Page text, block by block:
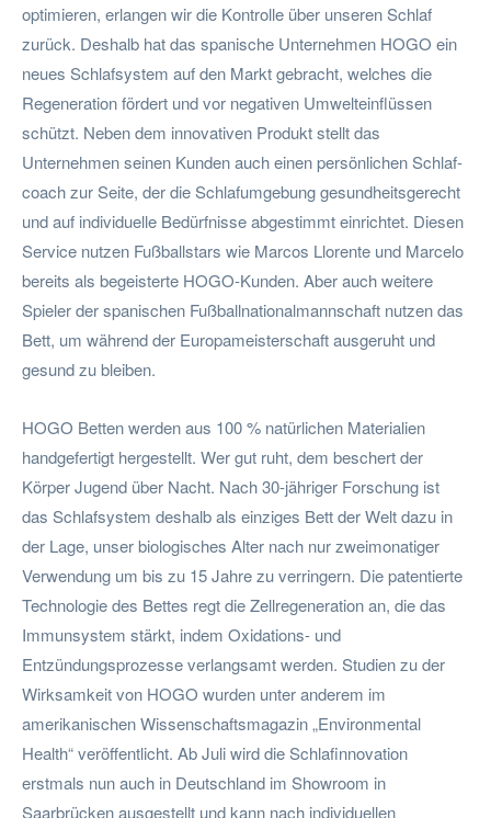
optimieren, erlangen wir die Kontrolle über unseren Schlaf
zurück. Deshalb hat das spanische Unternehmen HOGO ein
neues Schlafsystem auf den Markt gebracht, welches die
Regeneration fördert und vor negativen Umwelteinflüssen
schützt. Neben dem innovativen Produkt stellt das
Unternehmen seinen Kunden auch einen persönlichen Schlaf-
coach zur Seite, der die Schlafumgebung gesundheitsgerecht
und auf individuelle Bedürfnisse abgestimmt einrichtet. Diesen
Service nutzen Fußballstars wie Marcos Llorente und Marcelo
bereits als begeisterte HOGO-Kunden. Aber auch weitere
Spieler der spanischen Fußballnationalmannschaft nutzen das
Bett, um während der Europameisterschaft ausgeruht und
gesund zu bleiben.
HOGO Betten werden aus 100 % natürlichen Materialien
handgefertigt hergestellt. Wer gut ruht, dem beschert der
Körper Jugend über Nacht. Nach 30-jähriger Forschung ist
das Schlafsystem deshalb als einziges Bett der Welt dazu in
der Lage, unser biologisches Alter nach nur zweimonatiger
Verwendung um bis zu 15 Jahre zu verringern. Die patentierte
Technologie des Bettes regt die Zellregeneration an, die das
Immunsystem stärkt, indem Oxidations- und
Entzündungsprozesse verlangsamt werden. Studien zu der
Wirksamkeit von HOGO wurden unter anderem im
amerikanischen Wissenschaftsmagazin „Environmental
Health“ veröffentlicht. Ab Juli wird die Schlafinnovation
erstmals nun auch in Deutschland im Showroom in
Saarbrücken ausgestellt und kann nach individuellen